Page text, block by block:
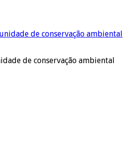
de conservação ambiental